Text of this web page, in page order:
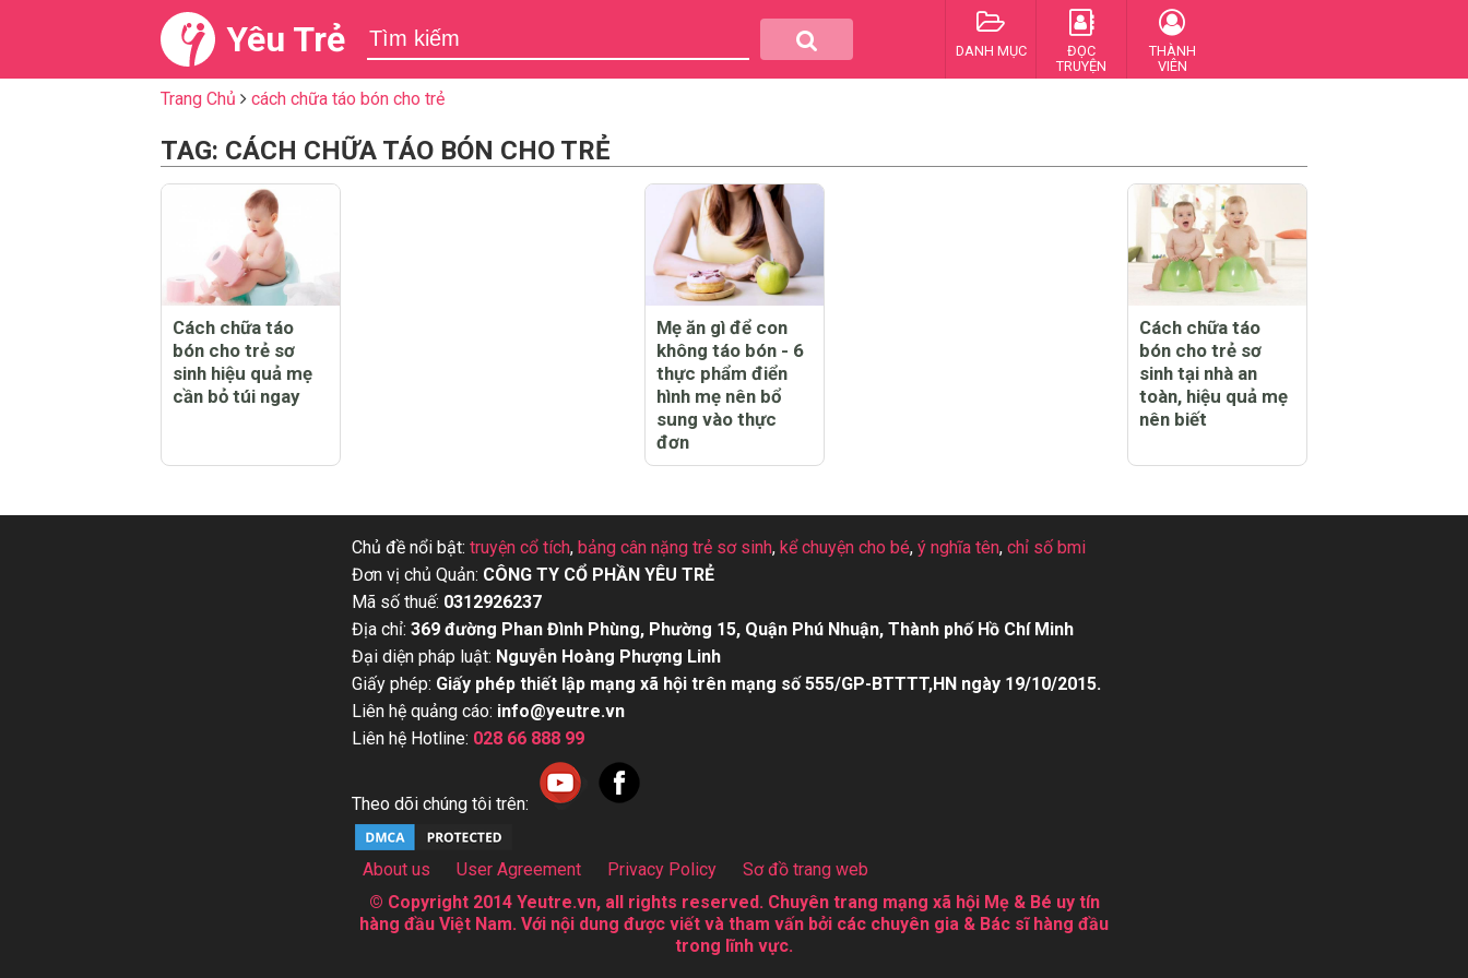
Yêu Trẻ DANH MỤC
ĐỌC
TRUYỆN
THÀNH
VIÊN
Trang Chủ cách chữa táo bón cho trẻ
TAG: CÁCH CHỮA TÁO BÓN CHO TRẺ
Cách chữa táo
bón cho trẻ sơ
sinh hiệu quả mẹ
cần bỏ túi ngay
Mẹ ăn gì để con
không táo bón - 6
thực phẩm điển
hình mẹ nên bổ
sung vào thực
đơn
Cách chữa táo
bón cho trẻ sơ
sinh tại nhà an
toàn, hiệu quả mẹ
nên biết
Chủ đề nổi bật: truyện cổ tích, bảng cân nặng trẻ sơ sinh, kể chuyện cho bé, ý nghĩa tên, chỉ số bmi
Đơn vị chủ Quản: CÔNG TY CỔ PHẦN YÊU TRẺ
Mã số thuế: 0312926237
Địa chỉ: 369 đường Phan Đình Phùng, Phường 15, Quận Phú Nhuận, Thành phố Hồ Chí Minh
Đại diện pháp luật: Nguyễn Hoàng Phượng Linh
Giấy phép: Giấy phép thiết lập mạng xã hội trên mạng số 555/GP-BTTTT,HN ngày 19/10/2015.
Liên hệ quảng cáo: info@yeutre.vn
Liên hệ Hotline: 028 66 888 99
Theo dõi chúng tôi trên:
About us User Agreement Privacy Policy
Sơ đồ trang web
© Copyright 2014 Yeutre.vn, all rights reserved. Chuyên trang mạng xã hội Mẹ & Bé uy tín
hàng đầu Việt Nam. Với nội dung được viết và tham vấn bởi các chuyên gia & Bác sĩ hàng đầu
trong lĩnh vực.